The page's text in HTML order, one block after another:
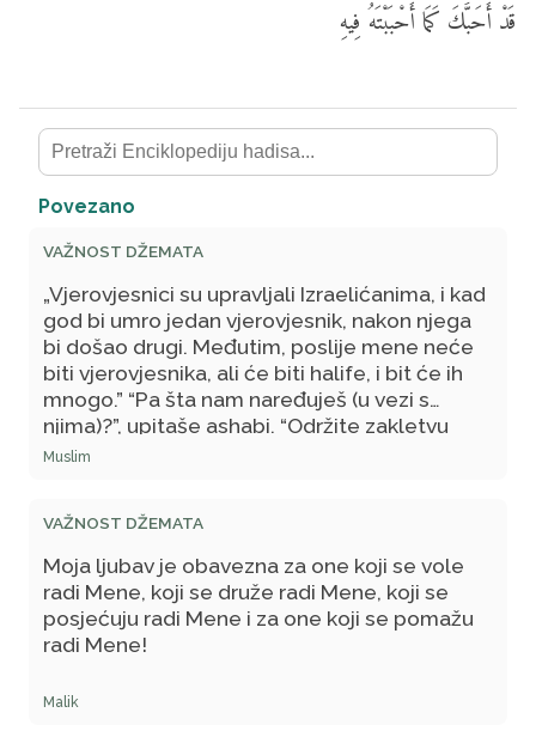
قَدْ أَحَبَّكَ كَمَا أَحْبَبْتَهُ فِيهِ
Povezano
VAŽNOST DŽEMATA
„Vjerovjesnici su upravljali Izraelićanima, i kad
god bi umro jedan vjerovjesnik, nakon njega
bi došao drugi. Međutim, poslije mene neće
biti vjerovjesnika, ali će biti halife, i bit će ih
mnogo.” “Pa šta nam naređuješ (u vezi s
njima)?”, upitaše ashabi. “Održite zakletvu
datu prvom, a potom svima sljedećima, i
Poslanik.
Muslim
VAŽNOST DŽEMATA
Moja ljubav je obavezna za one koji se vole
radi Mene, koji se druže radi Mene, koji se
posjećuju radi Mene i za one koji se pomažu
radi Mene!
Malik